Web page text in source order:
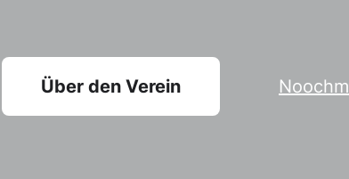
Über den Verein